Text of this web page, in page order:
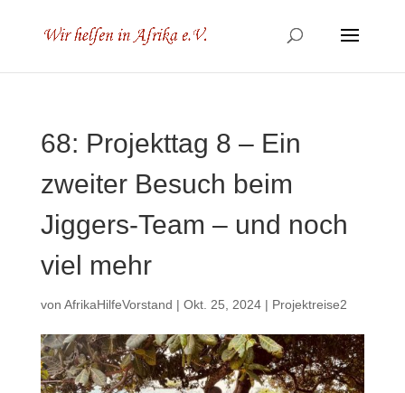
68: Projekttag 8 – Ein
zweiter Besuch beim
Jiggers-Team – und noch
viel mehr
von AfrikaHilfeVorstand | Okt. 25, 2024| Projektreise2